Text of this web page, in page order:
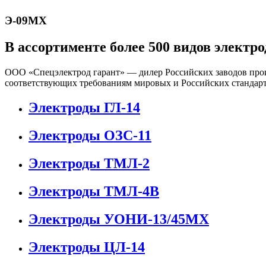
Э-09МХ
В ассортименте более 500 видов
ООО «Спецэлектрод гарант» — дилер Российских заводов
соответствующих требованиям мировых и Российских
Электроды ГЛ-14
Электроды ОЗС-11
Электроды ТМЛ-2
Электроды ТМЛ-4В
Электроды УОНИ-13/45МХ
Электроды ЦЛ-14